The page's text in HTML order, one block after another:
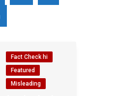
Fact Check hi
Featured
Misleading